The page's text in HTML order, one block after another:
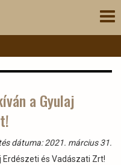
a Gyulaj
dátuma: 2021. március 31.
Erdészeti és Vadászati Zrt!